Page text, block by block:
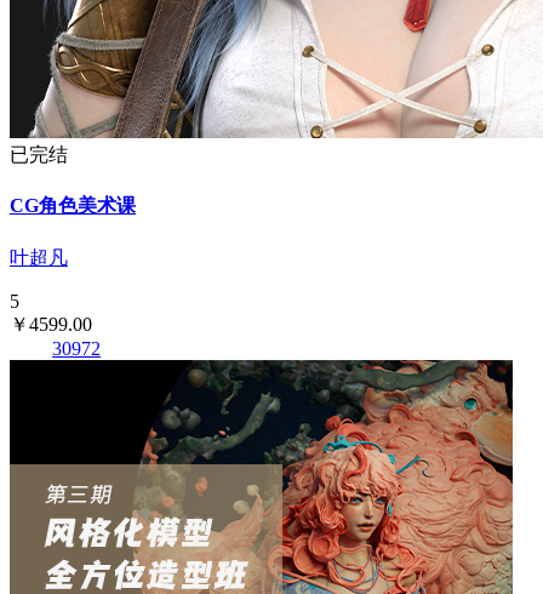
已完结
CG角色美术课
叶超凡
5
￥4599.00
30972